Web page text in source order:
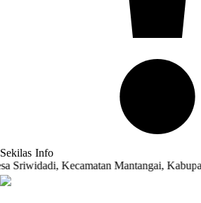
Sekilas Info
Mantangai, Kabupaten Kapuas